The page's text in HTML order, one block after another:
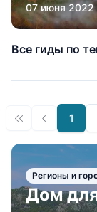
07 июня 2022
Все гиды по
1
Регионы и
Дом